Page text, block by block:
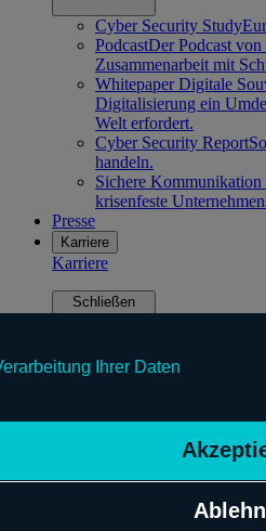
Ihrer Daten
Cyber Security Study
PodcastDer Podcast
Zusammenarbeit mit
Whitepaper Digitale
Digitalisierung ein
Welt erfordert.
Cyber Security Report
handeln.
Sichere
krisenfeste
Presse
Karriere
Karriere
Schließen
Schwarz Digits Spain
Schwarz Digits Romania